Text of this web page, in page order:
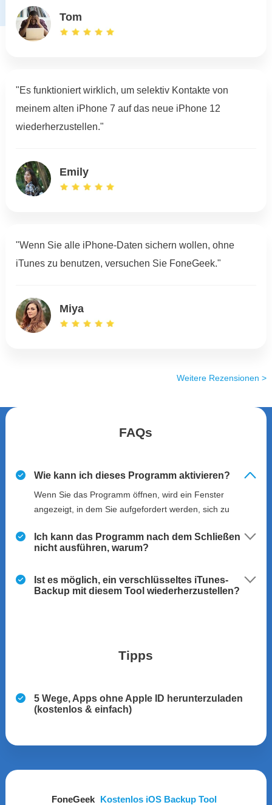
Tom
"Es funktioniert wirklich, um selektiv Kontakte von
meinem alten iPhone 7 auf das neue iPhone 12
wiederherzustellen."
Emily
"Wenn Sie alle iPhone-Daten sichern wollen, ohne
iTunes zu benutzen, versuchen Sie FoneGeek."
Miya
Weitere Rezensionen >
FAQs
Wie kann ich dieses Programm aktivieren?
Wenn Sie das Programm öffnen, wird ein Fenster
angezeigt, in dem Sie aufgefordert werden, sich zu
"Registrieren" klicken, um die Software zu aktivieren.
Oder Sie klicken auf die Menüschaltfläche in der oberen
Ich kann das Programm nach dem Schließen
nicht ausführen, warum?
Ist es möglich, ein verschlüsseltes iTunes-
Backup mit diesem Tool wiederherzustellen?
Tipps
5 Wege, Apps ohne Apple ID herunterzuladen
(kostenlos & einfach)
FoneGeek Kostenlos iOS Backup Tool